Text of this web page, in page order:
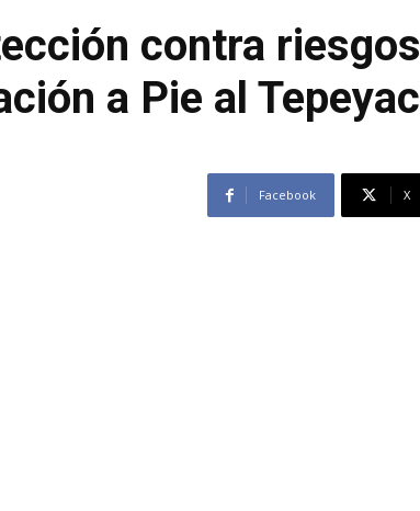
contra riesgos
a Pie al Tepeyac
Facebook X